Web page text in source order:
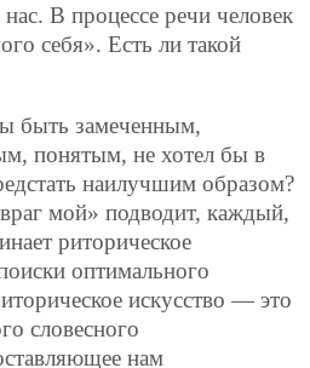
В процессе речи человек
себя». Есть ли такой
быть замеченным,
понятым, не хотел бы в
наилучшим образом?
мой» подводит, каждый,
риторическое
оптимального
искусство — это
словесного
нам